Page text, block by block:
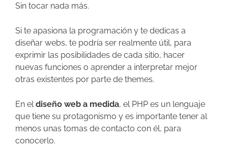
Sin tocar nada más.
Si te apasiona la programación y te dedicas a
diseñar webs, te podría ser realmente útil, para
exprimir las posibilidades de cada sitio, hacer
nuevas funciones o aprender a interpretar mejor
otras existentes por parte de themes.
En eldiseño web a medida, el PHP es un lenguaje
que tiene su protagonismo y es importante tener al
menos unas tomas de contacto con él, para
conocerlo.